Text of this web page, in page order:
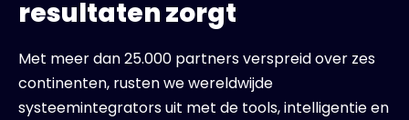
resultaten zorgt
Met meer dan 25.000 partners verspreid over zes
continenten, rusten we wereldwijde
systeemintegrators uit met de tools, intelligentie en